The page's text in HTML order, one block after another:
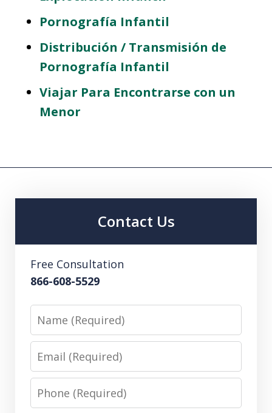
Pornografía Infantil
Distribución / Transmisión de
Pornografía Infantil
Viajar Para Encontrarse con un
Menor
Contact Us
Free Consultation
866-608-5529
Name
Email
Phone